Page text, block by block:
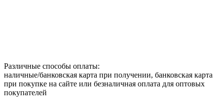
Различные способы оплаты:
наличные/банковская карта при получении, банковская карта
при покупке на сайте или безналичная оплата для оптовых
покупателей